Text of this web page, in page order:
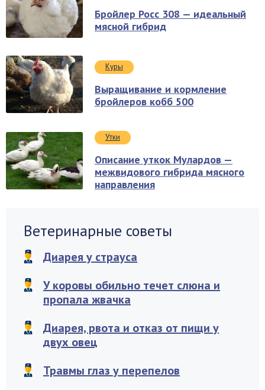
Бройлер Росс 308 — идеальный
мясной гибрид
Куры
Выращивание и кормление
бройлеров кобб 500
Утки
Описание уткок Мулардов —
межвидового гибрида мясного
направления
Ветеринарные советы
Диарея у страуса
У коровы обильно течет слюна и
пропала жвачка
Диарея, рвота и отказ от пищи у
двух овец
Травмы глаз у перепелов